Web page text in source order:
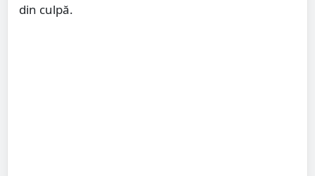
din culpă.